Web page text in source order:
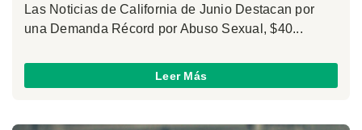
Las Noticias de California de Junio Destacan por
una Demanda Récord por Abuso Sexual, $40...
Leer Más